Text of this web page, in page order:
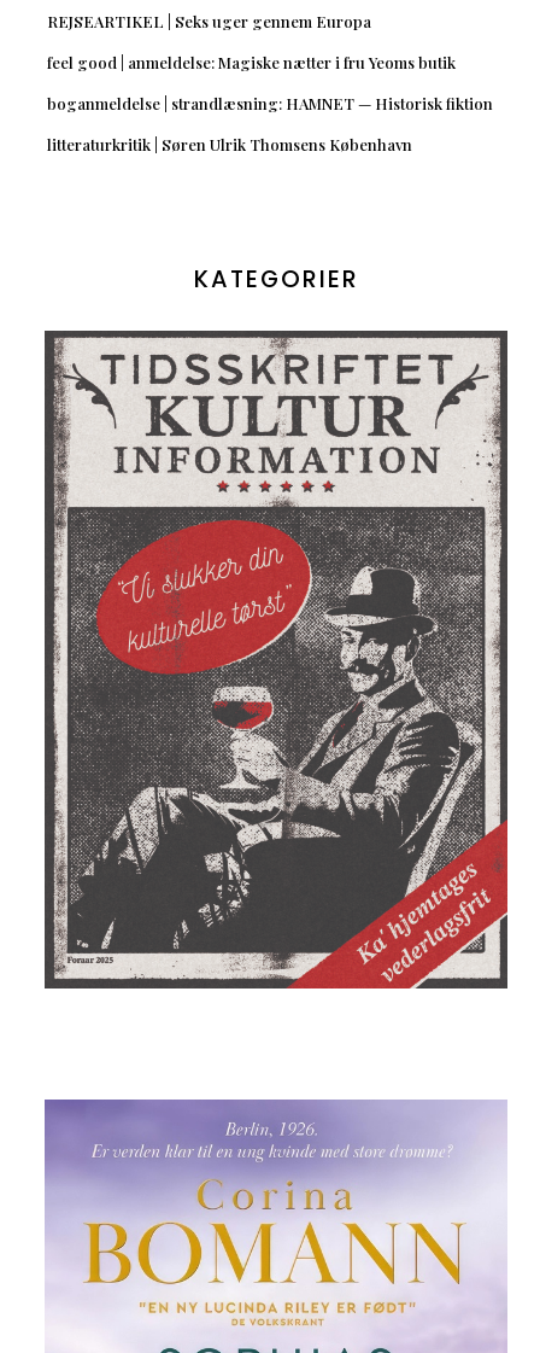
REJSEARTIKEL | Seks uger gennem Europa
feel good | anmeldelse: Magiske nætter i fru Yeoms butik
boganmeldelse | strandlæsning: HAMNET — Historisk fiktion
litteraturkritik | Søren Ulrik Thomsens København
KATEGORIER